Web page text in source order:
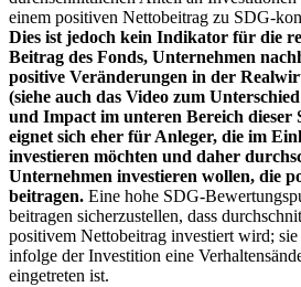
einem positiven Nettobeitrag zu SDG-
Dies ist jedoch kein Indikator für die
Beitrag des Fonds, Unternehmen
positive Veränderungen in der
(siehe auch das Video zum
und Impact im unteren Bereich dieser
eignet sich eher für Anleger, die im
investieren möchten und daher
Unternehmen investieren wollen, die
beitragen. Eine hohe SDG-
beitragen sicherzustellen, dass
positivem Nettobeitrag investiert wird;
infolge der Investition eine
eingetreten ist.